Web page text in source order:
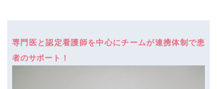
専門医と認定看護師を中心にチームが連携体制で患
者のサポート！